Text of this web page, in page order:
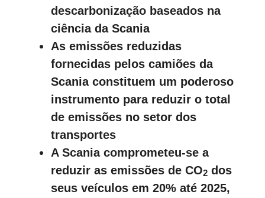
descarbonização baseados na
ciência da Scania
As emissões reduzidas
fornecidas pelos camiões da
Scania constituem um poderoso
instrumento para reduzir o total
de emissões no setor dos
transportes
A Scania comprometeu-se a
reduzir as emissões de CO2 dos
seus veículos em 20% até 2025,